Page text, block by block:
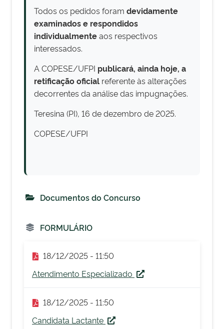
Todos os pedidos foram devidamente
examinados e respondidos
individualmenteaos respectivos
interessados.
A COPESE/UFPI publicará, ainda hoje, a
retificação oficial referente às alterações
decorrentes da análise das impugnações.
Teresina (PI), 16 de dezembro de 2025.
COPESE/UFPI
Documentos do Concurso
FORMULÁRIO
18/12/2025 - 11:50
Atendimento Especializado
18/12/2025 - 11:50
Candidata Lactante